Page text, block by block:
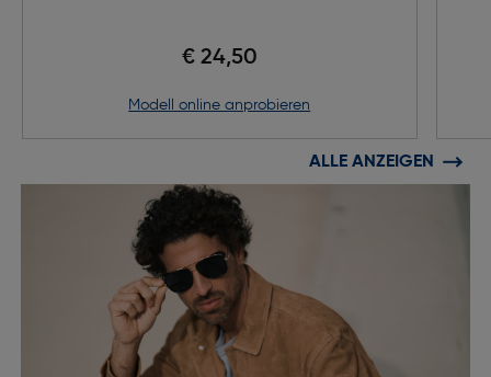
€ 24,50
Modell online anprobieren
ALLE ANZEIGEN